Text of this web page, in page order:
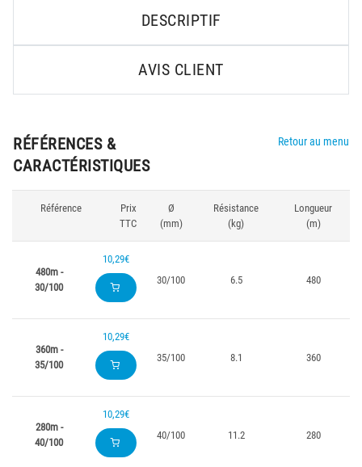
DESCRIPTIF
AVIS CLIENT
RÉFÉRENCES &
CARACTÉRISTIQUES
Retour au menu
Référence
Prix
TTC
Ø
(mm)
Résistance
(kg)
Longueur
(m)
480m -
30/100
10,29€
30/100
6.5 480
360m -
35/100
10,29€
35/100
8.1 360
280m -
40/100
10,29€
40/100
11.2 280